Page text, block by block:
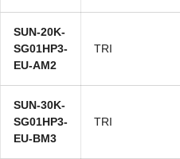
SUN-20K-
SG01HP3-
EU-AM2
TRI
SUN-30K-
SG01HP3-
EU-BM3
TRI